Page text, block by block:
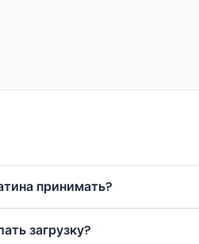
принимать?
загрузку?